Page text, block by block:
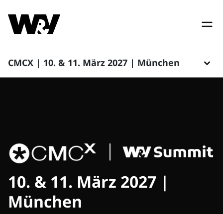
CMCX | 10. & 11. März 2027 | München
10. & 11. März 2027 |
München